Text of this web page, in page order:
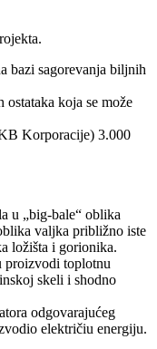
bazi sagorevanja biljnih
koja se može
Korporacije) 3.000
u „big-bale“ oblika
valjka približno iste
ložišta i gorionika.
proizvodi toplotnu
skeli i shodno
odgovarajućeg
električiu energiju.